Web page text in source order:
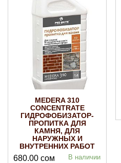
MEDERA 310
CONCENTRATE
ГИДРОФОБИЗАТОР-
ПРОПИТКА ДЛЯ
КАМНЯ, ДЛЯ
НАРУЖНЫХ И
ВНУТРЕННИХ РАБОТ
680.00 сом В наличии